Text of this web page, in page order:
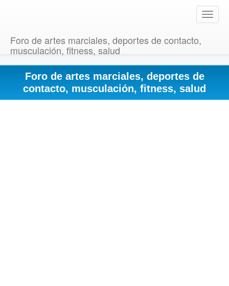
T
o
e
v
Foro de artes marciales, deportes de contacto,
musculación, fitness, salud
Foro de artes marciales, deportes de
contacto, musculación, fitness, salud